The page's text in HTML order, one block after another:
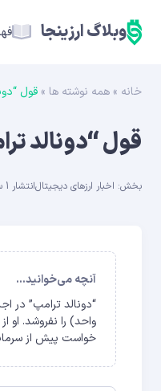
وبلاگ ارزینجا
خانه » همه نوشته ها » قول
قول “دونالد
بخش: اخبار ارزهای دیجیتالانتشار 1 سال قبل
آنچه می‌خوانید...
واحد) را نفروشد. او
خواست پیش از